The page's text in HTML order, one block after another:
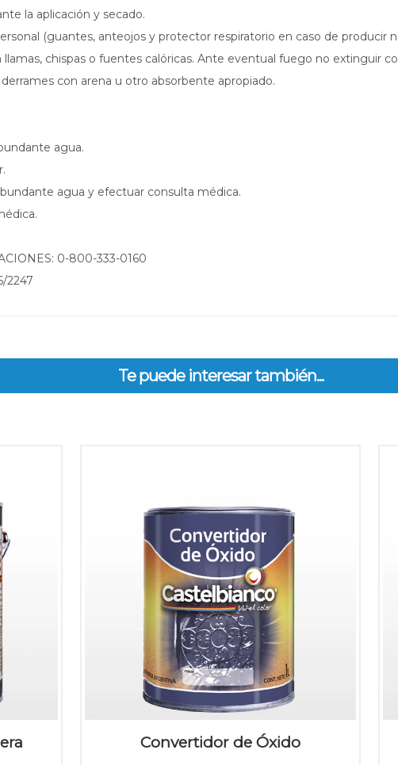
la aplicación y secado.
(guantes, anteojos y protector respiratorio en caso de producir
chispas o fuentes calóricas. Ante eventual fuego no extinguir
con arena u otro absorbente apropiado.
agua.
agua y efectuar consulta médica.
0-800-333-0160
2247
Te puede interesar también...
Convertidor de Óxido